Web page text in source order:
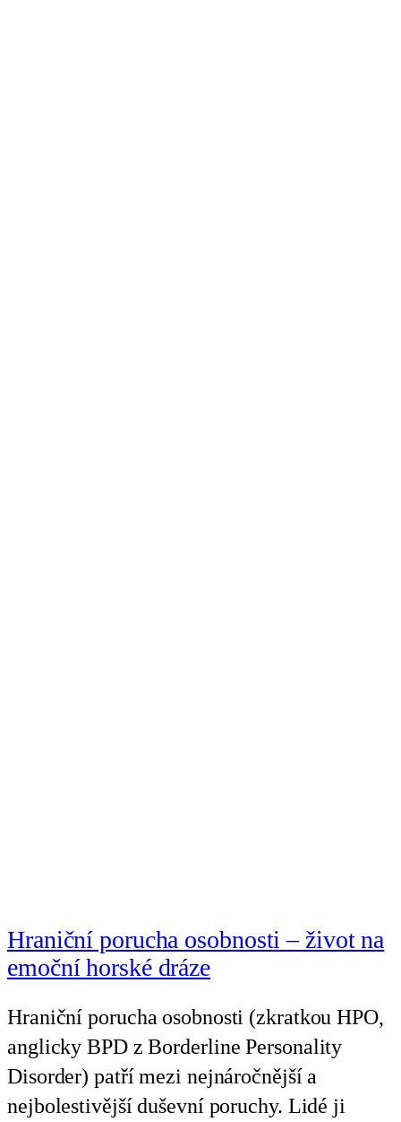
Hraniční porucha osobnosti – život na
emoční horské dráze
Hraniční porucha osobnosti (zkratkou HPO,
anglicky BPD z Borderline Personality
Disorder) patří mezi nejnáročnější a
nejbolestivější duševní poruchy. Lidé ji